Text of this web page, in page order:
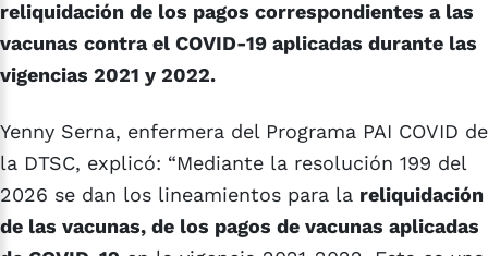
reliquidación de los pagos correspondientes a las
vacunas contra el COVID-19 aplicadas durante las
vigencias 2021 y 2022.
Yenny Serna, enfermera del Programa PAI COVID de
la DTSC, explicó: “Mediante la resolución 199 del
2026 se dan los lineamientos para la reliquidación
de las vacunas, de los pagos de vacunas aplicadas